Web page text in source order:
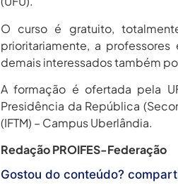
O curso é gratuito,
prioritariamente, a
demais interessados também
A formação é ofertada pela
Presidência da República
(IFTM) – Campus Uberlândia.
Redação PROIFES-Federação
Gostou do conteúdo?